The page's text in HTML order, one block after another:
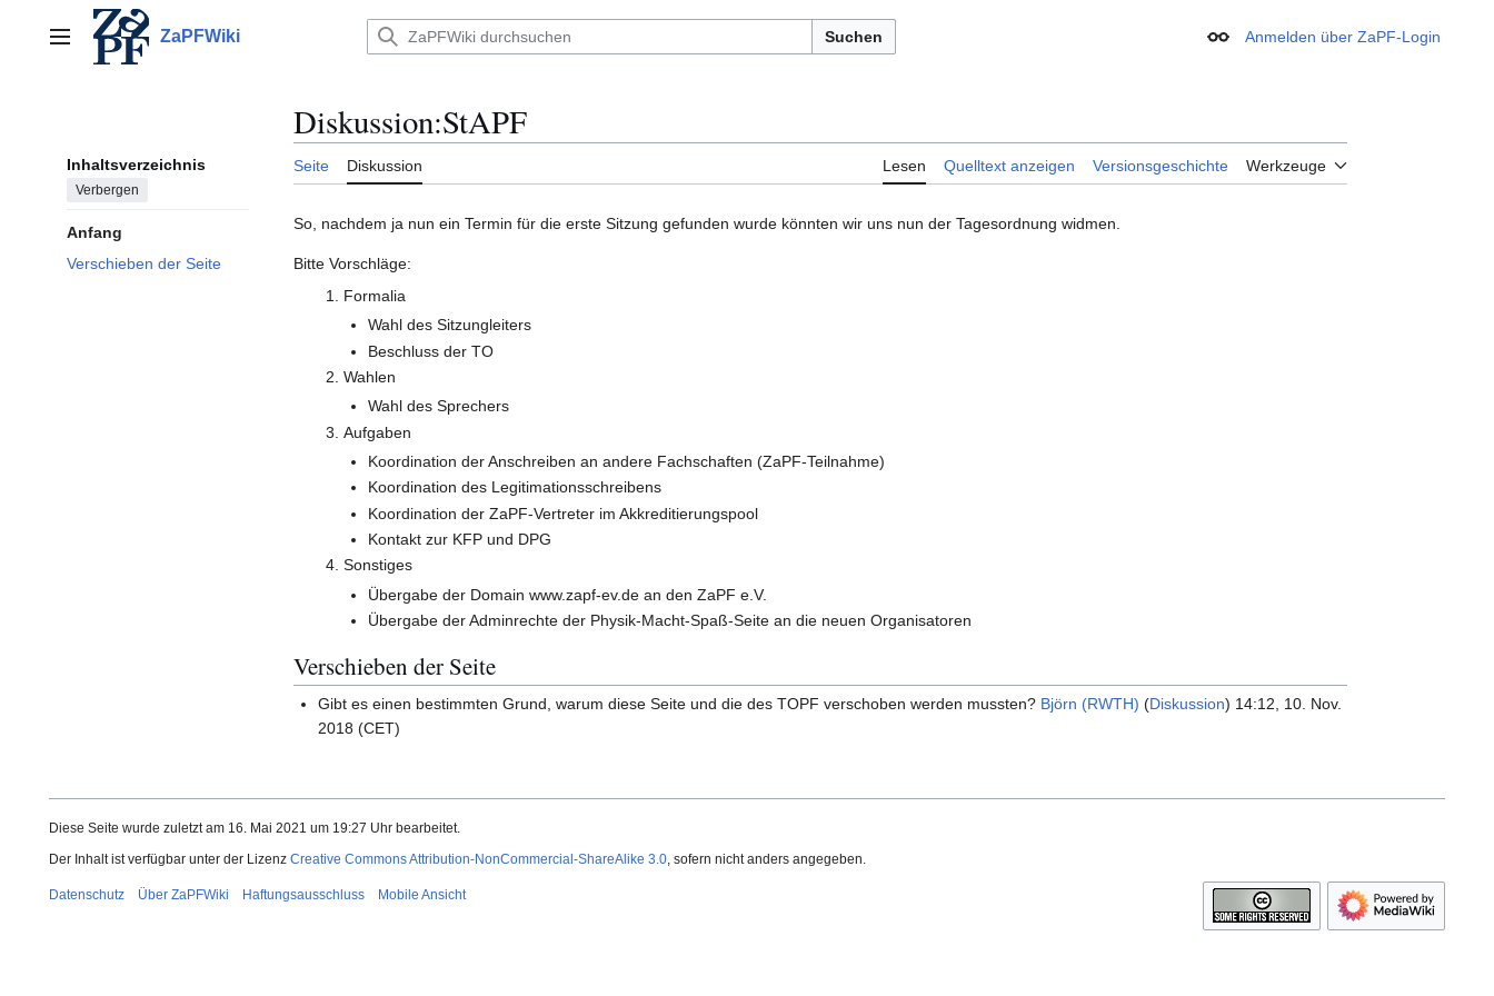
springenHauptmenü ZaPFWiki Suchen Erscheinungsbild
Anmelden über ZaPF-Login
Inhaltsverzeichnis
Verbergen
Anfang
Verschieben der Seite
Diskussion:StAPF
Seite Diskussion Lesen Quelltext anzeigen Versionsgeschichte Werkzeuge
So, nachdem ja nun ein Termin für die erste Sitzung gefunden wurde könnten wir uns nun der Tagesordnung widmen.
Bitte Vorschläge:
Formalia
Wahl des Sitzungleiters
Beschluss der TO
Wahlen
Wahl des Sprechers
Aufgaben
Koordination der Anschreiben an andere Fachschaften (ZaPF-Teilnahme)
Koordination des Legitimationsschreibens
Koordination der ZaPF-Vertreter im Akkreditierungspool
Kontakt zur KFP und DPG
Sonstiges
Übergabe der Domain www.zapf-ev.de an den ZaPF e.V.
Übergabe der Adminrechte der Physik-Macht-Spaß-Seite an die neuen Organisatoren
Verschieben der Seite
Gibt es einen bestimmten Grund, warum diese Seite und die des TOPF verschoben werden mussten? Björn (RWTH) (Diskussion) 14:12, 10. Nov.
2018 (CET)
Diese Seite wurde zuletzt am 16. Mai 2021 um 19:27 Uhr bearbeitet.
Der Inhalt ist verfügbar unter der Lizenz Creative Commons Attribution-NonCommercial-ShareAlike 3.0, sofern nicht anders angegeben.
Datenschutz Über ZaPFWiki Haftungsausschluss Mobile Ansicht